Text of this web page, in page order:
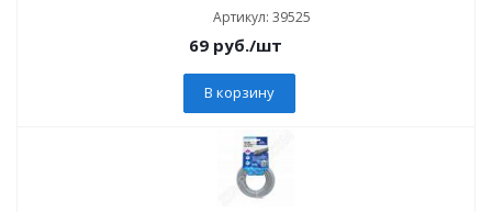
Артикул: 39525
69руб./шт
В корзину